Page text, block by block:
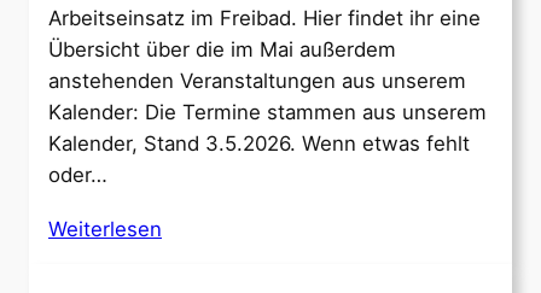
Arbeitseinsatz im Freibad. Hier findet ihr eine
Übersicht über die im Mai außerdem
anstehenden Veranstaltungen aus unserem
Kalender: Die Termine stammen aus unserem
Kalender, Stand 3.5.2026. Wenn etwas fehlt
oder…
Weiterlesen